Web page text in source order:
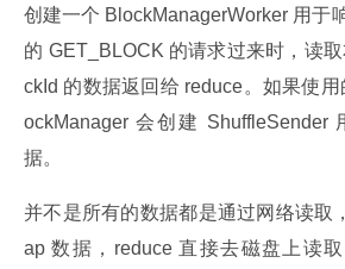
创建一个 BlockManagerWorker 用于
的 GET_BLOCK 的请求过来时，读
ckId 的数据返回给 reduce。如果使用
ockManager 会创建 ShuffleSender
据。
并不是所有的数据都是通过网络读取
ap 数据，reduce 直接去磁盘上读